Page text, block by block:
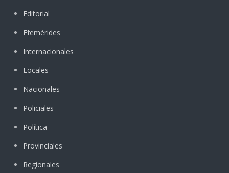
Editorial
Efemérides
Internacionales
Locales
Nacionales
Policiales
Política
Provinciales
Regionales